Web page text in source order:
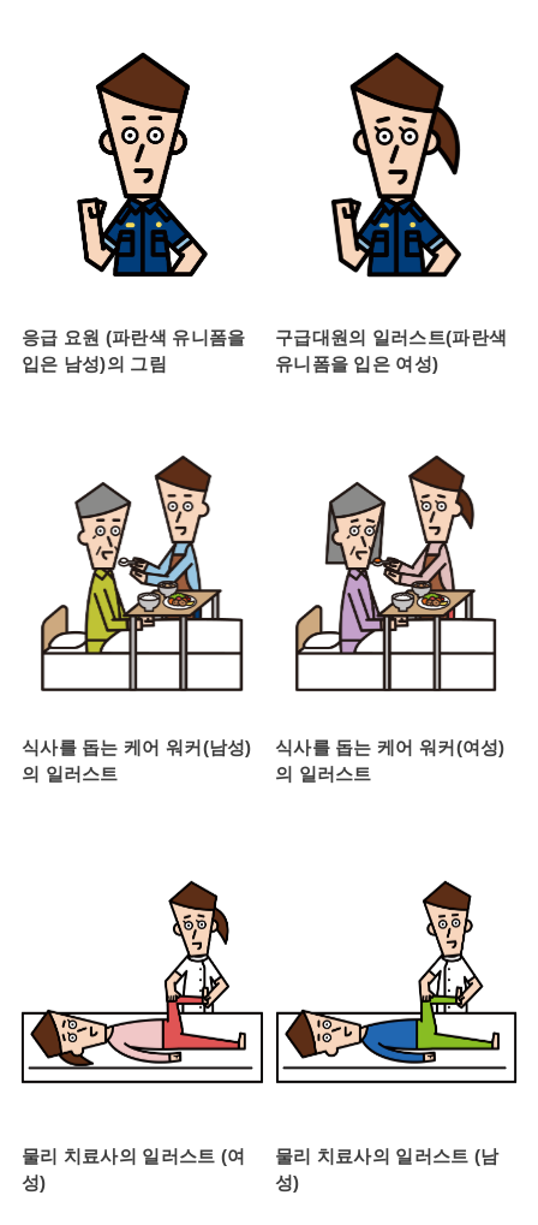
응급 요원 (파란색 유니폼을
입은 남성)의 그림
구급대원의 일러스트(파란색
유니폼을 입은 여성)
식사를 돕는 케어 워커(남성)
의 일러스트
식사를 돕는 케어 워커(여성)
의 일러스트
물리 치료사의 일러스트 (여
성)
물리 치료사의 일러스트 (남
성)